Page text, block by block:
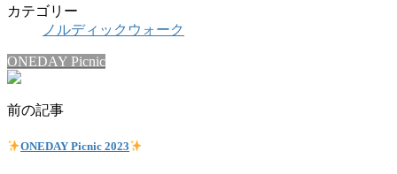
カテゴリー
ノルディックウォーク
ONEDAY Picnic
前の記事
ONEDAY Picnic 2023